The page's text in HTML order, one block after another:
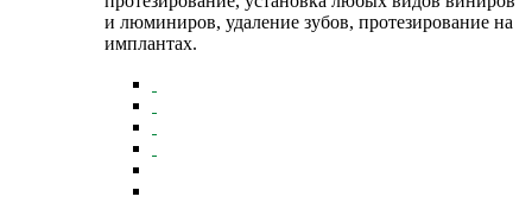
и люминиров, удаление зубов, протезирование на
имплантах.